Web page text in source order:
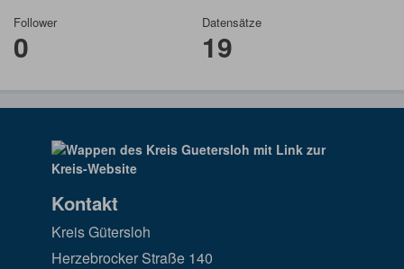
Follower
0
Datensätze
19
Kontakt
Kreis Gütersloh
Herzebrocker Straße 140